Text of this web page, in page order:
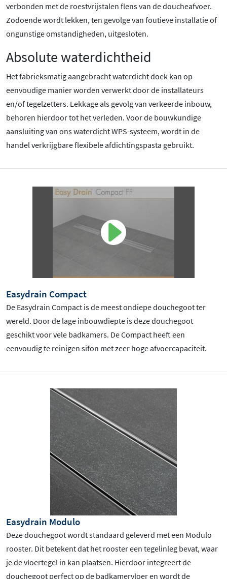
verbonden met de roestvrijstalen flens van de doucheafvoer.
Zodoende wordt lekken, ten gevolge van foutieve installatie of
ongunstige omstandigheden, uitgesloten.
Absolute waterdichtheid
Het fabrieksmatig aangebracht waterdicht doek kan op
eenvoudige manier worden verwerkt door de installateurs
en/of tegelzetters. Lekkage als gevolg van verkeerde inbouw,
behoren hierdoor tot het verleden. Voor de bouwkundige
aansluiting van ons waterdicht WPS-systeem, wordt in de
handel verkrijgbare flexibele afdichtingspasta gebruikt.
Easydrain Compact
De Easydrain Compact is de meest ondiepe douchegoot ter
wereld. Door de lage inbouwdiepte is deze douchegoot
geschikt voor vele badkamers. De Compact heeft een
eenvoudig te reinigen sifon met zeer hoge afvoercapaciteit.
Easydrain Modulo
Deze douchegoot wordt standaard geleverd met een Modulo
rooster. Dit betekent dat het rooster een tegelinleg bevat, waar
je de vloertegel in kan plaatsen. Hierdoor integreert de
douchegoot perfect op de badkamervloer en wordt de